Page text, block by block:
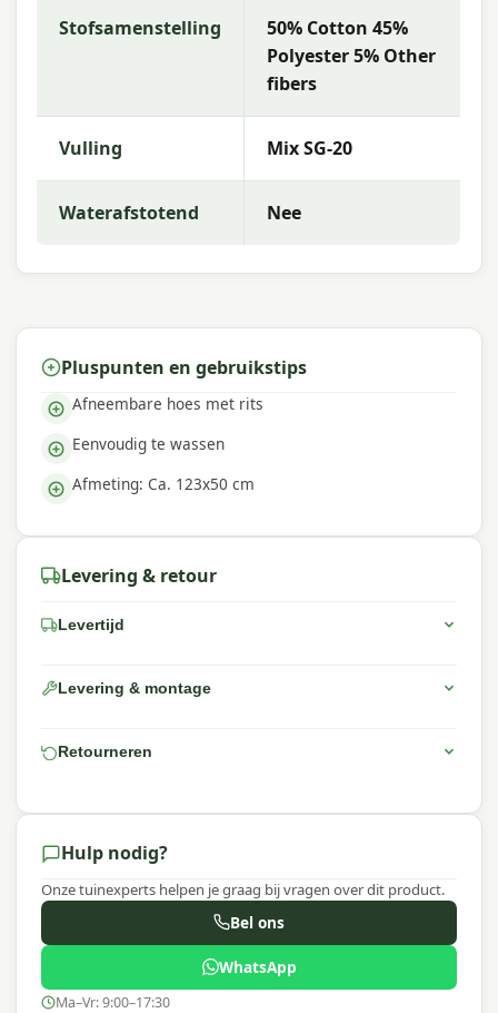
MetMadisonkies je voor hoogwaardige
tuinkussens met uitstekende kleurechtheid en
comfort. De collectie kenmerkt zich door trendy
buitenruimte.
Stofsamenstelling
50% Cotton 45%
Polyester 5% Other
fibers
Vulling Mix SG-20
Waterafstotend Nee
Pluspunten en gebruikstips
Afneembare hoes met rits
Eenvoudig te wassen
Afmeting: Ca. 123x50 cm
Levering & retour
Levertijd
Levering & montage
Retourneren
Hulp nodig?
Onze tuinexperts helpen je graag bij vragen over dit product.
Bel ons
WhatsApp
Ma–Vr: 9:00–17:30